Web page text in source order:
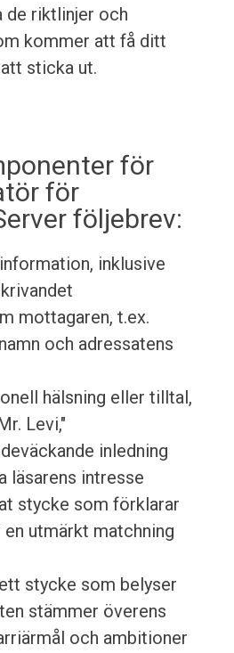
de riktlinjer och
kommer att få ditt
sticka ut.
för
för
följebrev:
inklusive
mottagaren, t.ex.
och adressatens
hälsning eller tilltal,
Levi,"
inledning
läsarens intresse
stycke som förklarar
utmärkt matchning
stycke som belyser
stämmer överens
och ambitioner